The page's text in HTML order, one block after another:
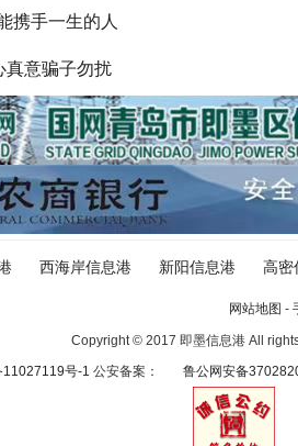
携手一生的人
真意骗子勿扰
西海岸信息港 新阳信息港 高密
网站地图 -
Copyright © 2017 即墨信息港 All
11027119号-1 公安备案： 鲁公网安备